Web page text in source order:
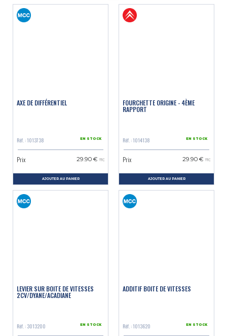
AXE DE DIFFÉRENTIEL
Réf. : 1013738 EN STOCK
Prix 29.90 € TTC
AJOUTER AU PANIER
FOURCHETTE ORIGINE - 4ÈME
RAPPORT
Réf. : 1014138 EN STOCK
Prix 29.90 € TTC
AJOUTER AU PANIER
LEVIER SUR BOITE DE VITESSES
2CV/DYANE/ACADIANE
Réf. : 3013200 EN STOCK
ADDITIF BOITE DE VITESSES
Réf. : 1013620 EN STOCK